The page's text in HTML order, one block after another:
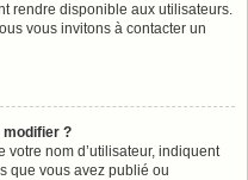
rendre disponible aux utilisateurs.
vous invitons à contacter un
modifier ?
votre nom d’utilisateur, indiquent
que vous avez publié ou